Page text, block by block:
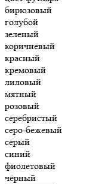
бирюзовый
голубой
зеленый
коричневый
красный
кремовый
лиловый
мятный
розовый
серебристый
серо-бежевый
серый
синий
фиолетовый
чёрный